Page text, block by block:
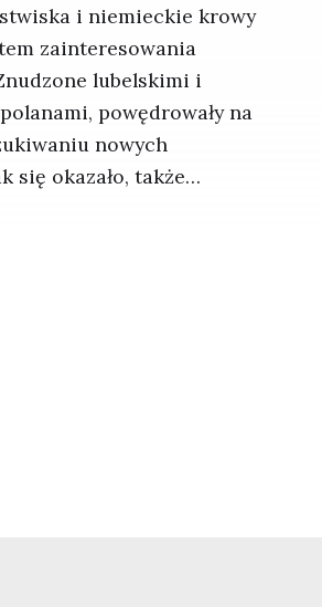
i niemieckie krowy
zainteresowania
lubelskimi i
powędrowały na
nowych
się okazało, także